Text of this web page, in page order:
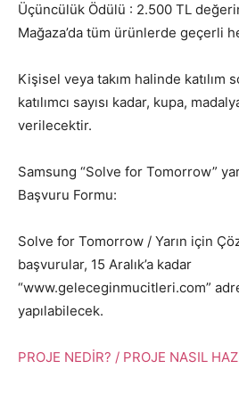
Üçüncülük Ödülü : 2.500 TL
Mağaza’da tüm ürünlerde geçerli
Kişisel veya takım halinde katılım
katılımcı sayısı kadar, kupa,
verilecektir.
Samsung “Solve for Tomorrow”
Başvuru Formu:
Solve for Tomorrow / Yarın için
başvurular, 15 Aralık’a kadar
“www.geleceginmucitleri.com”
yapılabilecek.
PROJE NEDİR? / PROJE NASIL